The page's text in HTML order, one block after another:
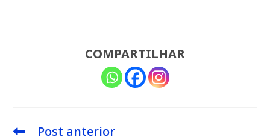
COMPARTILHAR
Leia Post anterior